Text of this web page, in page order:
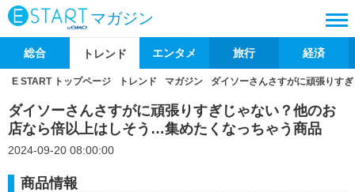
マガジン
総合 トレンド エンタメ 旅行 経済
E START トップページ トレンド マガジン ダイソーさんさすがに頑張りす
ダイソーさんさすがに頑張りすぎじゃない？他のお
店なら倍以上はしそう…集めたくなっちゃう商品
2024-09-20 08:00:00
商品情報